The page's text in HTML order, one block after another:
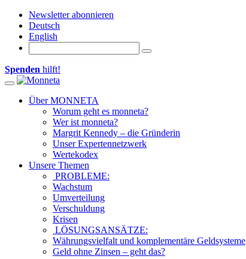
Newsletter abonnieren
Deutsch
English
Spenden hilft!
Toggle navigation
Über MONNETA
Worum geht es monneta?
Wer ist monneta?
Margrit Kennedy – die Gründerin
Unser Expertennetzwerk
Wertekodex
Unsere Themen
PROBLEME:
Wachstum
Umverteilung
Verschuldung
Krisen
LÖSUNGSANSÄTZE:
Währungsvielfalt und komplementäre Geldsysteme
Geld ohne Zinsen – geht das?